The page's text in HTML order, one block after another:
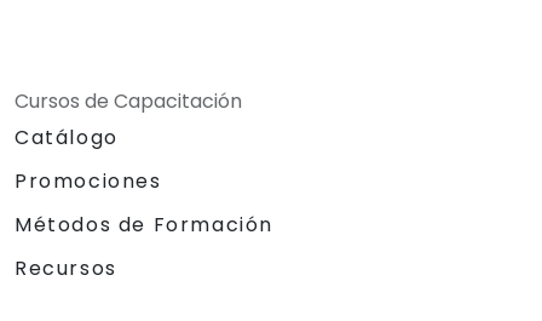
Cursos de Capacitación
Catálogo
Promociones
Métodos de Formación
Recursos